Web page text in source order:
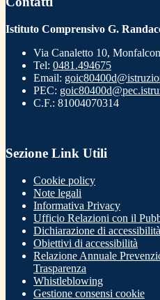
Istituto Comprensivo G.
Via Canaletto 10,
Tel: 0481.494675
Email:
PEC:
C.F.: 81004070314
Sezione Link Utili
Cookie policy
Note legali
Informativa Privacy
Ufficio Relazioni con il
Dichiarazione di accessibilità
Obiettivi di accessibilità
Relazione Annuale
Trasparenza
Whistleblowing
Gestione consensi cookie